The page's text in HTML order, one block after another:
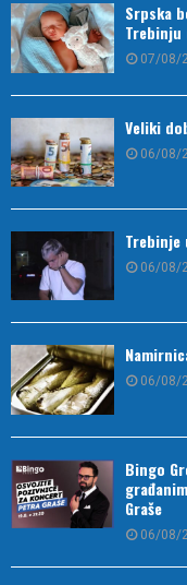
Srpska
Trebinju
07/08/
Veliki
06/08/
Trebinje
06/08/
06/08/
Bingo
Graše
06/08/